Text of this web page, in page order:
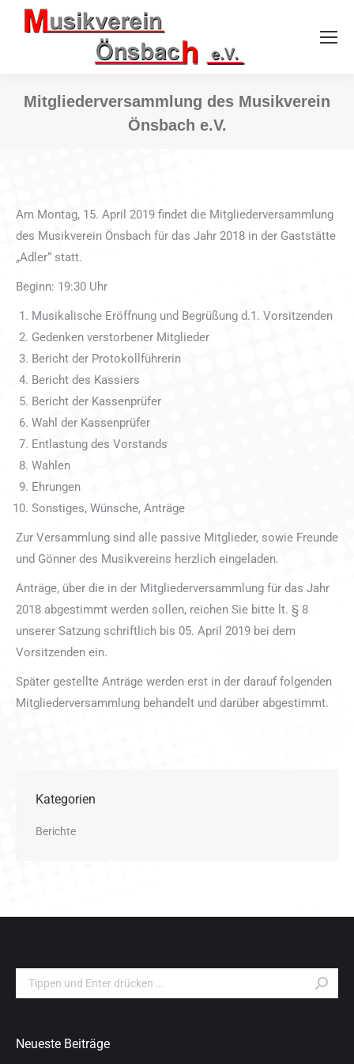
Mitgliederversammlung des Musikverein
Önsbach e.V.
Am Montag, 15. April 2019 findet die Mitgliederversammlung
des Musikverein Önsbach für das Jahr 2018 in der Gaststätte
„Adler“ statt.
Beginn: 19:30 Uhr
Musikalische Eröffnung und Begrüßung d.1. Vorsitzenden
Gedenken verstorbener Mitglieder
Bericht der Protokollführerin
Bericht des Kassiers
Bericht der Kassenprüfer
Wahl der Kassenprüfer
Entlastung des Vorstands
Wahlen
Ehrungen
Sonstiges, Wünsche, Anträge
Zur Versammlung sind alle passive Mitglieder, sowie Freunde
und Gönner des Musikvereins herzlich eingeladen.
Anträge, über die in der Mitgliederversammlung für das Jahr
2018 abgestimmt werden sollen, reichen Sie bitte lt. § 8
unserer Satzung schriftlich bis 05. April 2019 bei dem
Vorsitzenden ein.
Später gestellte Anträge werden erst in der darauf folgenden
Mitgliederversammlung behandelt und darüber abgestimmt.
Kategorien
Berichte
Search:
Neueste Beiträge